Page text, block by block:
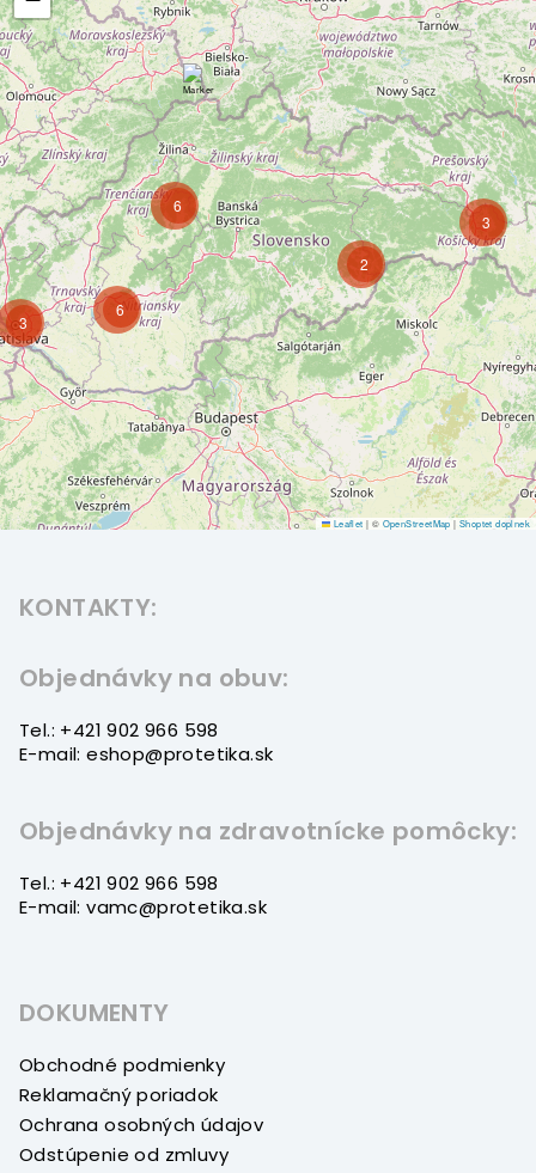
2
3
3
6
6
Leaflet | © OpenStreetMap | Shoptet doplnek
KONTAKTY:
Objednávky na obuv:
Tel.: +421 902 966 598
E-mail: eshop@protetika.sk
Objednávky na zdravotnícke pomôcky:
Tel.: +421 902 966 598
E-mail: vamc@protetika.sk
DOKUMENTY
Obchodné podmienky
Reklamačný poriadok
Ochrana osobných údajov
Odstúpenie od zmluvy